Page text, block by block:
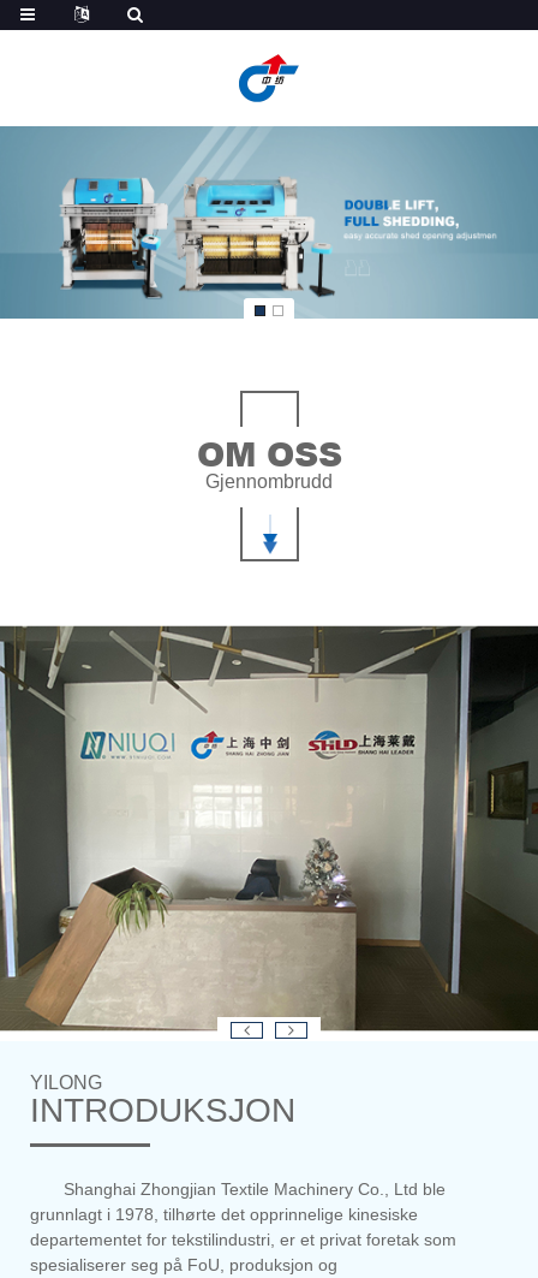
OM OSS
Gjennombrudd
YILONG
INTRODUKSJON
Shanghai Zhongjian Textile Machinery Co., Ltd ble
grunnlagt i 1978, tilhørte det opprinnelige kinesiske
departementet for tekstilindustri, er et privat foretak som
spesialiserer seg på FoU, produksjon og